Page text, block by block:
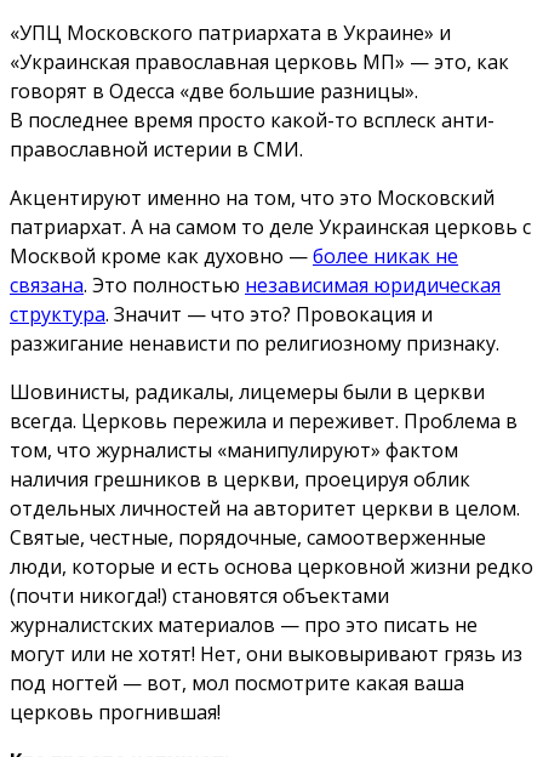
«УПЦ Московского патриархата в Украине» и
«Украинская православная церковь МП» — это, как
говорят в Одесса «две большие разницы».
В последнее время просто какой-то всплеск анти-
православной истерии в СМИ.
Акцентируют именно на том, что это Московский
патриархат. А на самом то деле Украинская церковь с
Москвой кроме как духовно —более никак не
связана. Это полностью независимая юридическая
структура. Значит — что это? Провокация и
разжигание ненависти по религиозному признаку.
Шовинисты, радикалы, лицемеры были в церкви
всегда. Церковь пережила и переживет. Проблема в
том, что журналисты «манипулируют» фактом
наличия грешников в церкви, проецируя облик
отдельных личностей на авторитет церкви в целом.
Святые, честные, порядочные, самоотверженные
люди, которые и есть основа церковной жизни редко
(почти никогда!) становятся объектами
журналистских материалов — про это писать не
могут или не хотят! Нет, они выковыривают грязь из
под ногтей — вот, мол посмотрите какая ваша
церковь прогнившая!